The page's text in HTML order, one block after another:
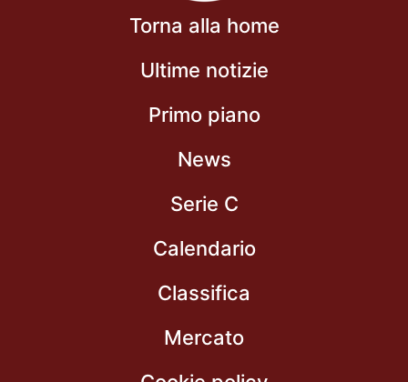
Torna alla home
Ultime notizie
Primo piano
News
Serie C
Calendario
Classifica
Mercato